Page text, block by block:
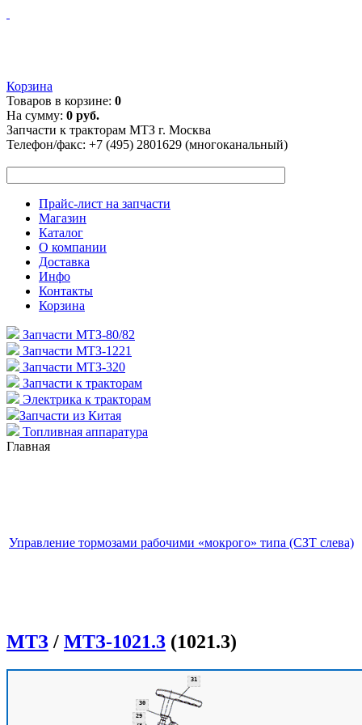
Корзина
Товаров в корзине: 0
На сумму: 0 руб.
Запчасти к тракторам МТЗ г. Москва
Телефон/факс: +7 (495) 2801629 (многоканальный)
Прайс-лист на запчасти
Магазин
Каталог
О компании
Доставка
Инфо
Контакты
Корзина
Запчасти МТЗ-80/82
Запчасти МТЗ-1221
Запчасти МТЗ-320
Запчасти к тракторам
Электрика к тракторам
Запчасти из Китая
Топливная аппаратура
Главная
Управление тормозами рабочими «мокрого» типа (СЗТ слева)
МТЗ / МТЗ-1021.3 (1021.3)
29
30
31